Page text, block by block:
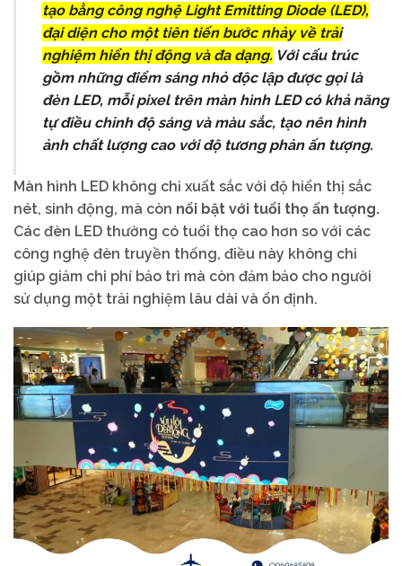
tạo bằng công nghệ Light Emitting Diode (LED),
đại diện cho một tiên tiến bước nhảy về trải
nghiệm hiển thị động và đa dạng. Với cấu trúc
gồm những điểm sáng nhỏ độc lập được gọi là
đèn LED, mỗi pixel trên màn hình LED có khả năng
tự điều chỉnh độ sáng và màu sắc, tạo nên hình
ảnh chất lượng cao với độ tương phản ấn tượng.
Màn hình LED không chỉ xuất sắc với độ hiển thị sắc
nét, sinh động, mà còn nổi bật với tuổi thọ ấn tượng.
Các đèn LED thường có tuổi thọ cao hơn so với các
công nghệ đèn truyền thống, điều này không chỉ
giúp giảm chi phí bảo trì mà còn đảm bảo cho người
sử dụng một trải nghiệm lâu dài và ổn định.